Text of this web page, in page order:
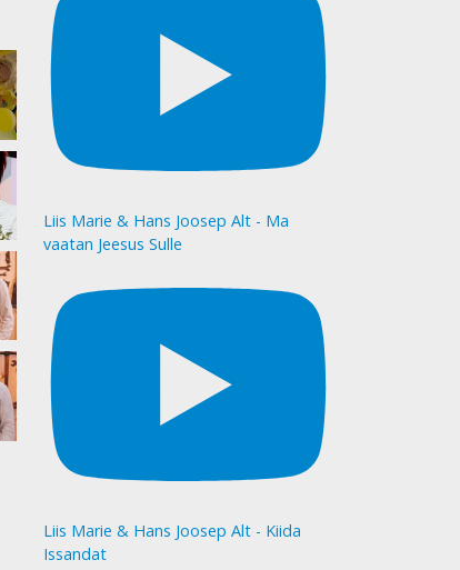
Liis Marie & Hans Joosep Alt - Ma
vaatan Jeesus Sulle
Liis Marie & Hans Joosep Alt - Kiida
Issandat